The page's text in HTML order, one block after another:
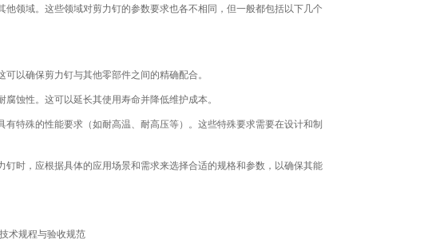
领域。这些领域对剪力钉的参数要求也各不相同，但一般都包括以下几个
以确保剪力钉与其他零部件之间的精确配合。
蚀性。这可以延长其使用寿命并降低维护成本。
特殊的性能要求（如耐高温、耐高压等）。这些特殊要求需要在设计和制
时，应根据具体的应用场景和需求来选择合适的规格和参数，以确保其能
术规程与验收规范